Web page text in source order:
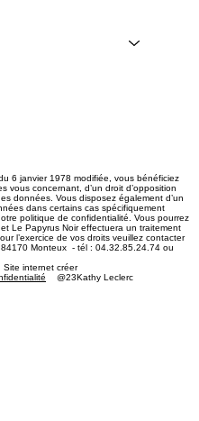
6 janvier 1978 modifiée, vous bénéficiez
vous concernant, d’un droit d’opposition
données. Vous disposez également d’un
dans certains cas spécifiquement
politique de confidentialité. Vous pourrez
Le Papyrus Noir effectuera un traitement
l’exercice de vos droits veuillez contacter
Monteux - tél : 04.32.85.24.74 ou
créer
@23Kathy Leclerc